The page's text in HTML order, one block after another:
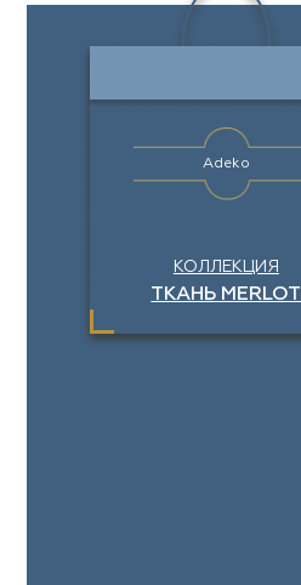
Adeko
КОЛЛЕКЦИЯ
ТКАНЬ MERLOT